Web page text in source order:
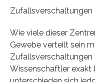
Zufallsverschaltungen
Wie viele dieser
Gewebe verteilt sein
Wissenschaftler exakt